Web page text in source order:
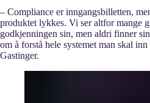
– Compliance er inngangsbilletten,
produktet lykkes. Vi ser altfor mange
godkjenningen sin, men aldri finner
om å forstå hele systemet man skal
Gastinger.